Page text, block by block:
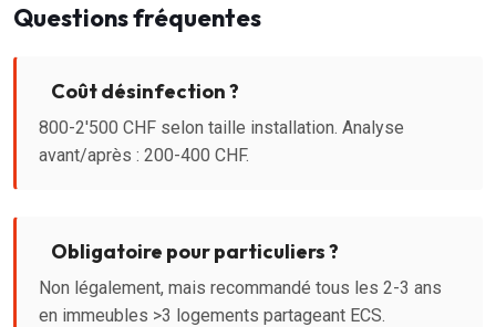
Questions fréquentes
Coût désinfection ?
800-2'500 CHF selon taille installation. Analyse
avant/après : 200-400 CHF.
Obligatoire pour particuliers ?
Non légalement, mais recommandé tous les 2-3 ans
en immeubles >3 logements partageant ECS.